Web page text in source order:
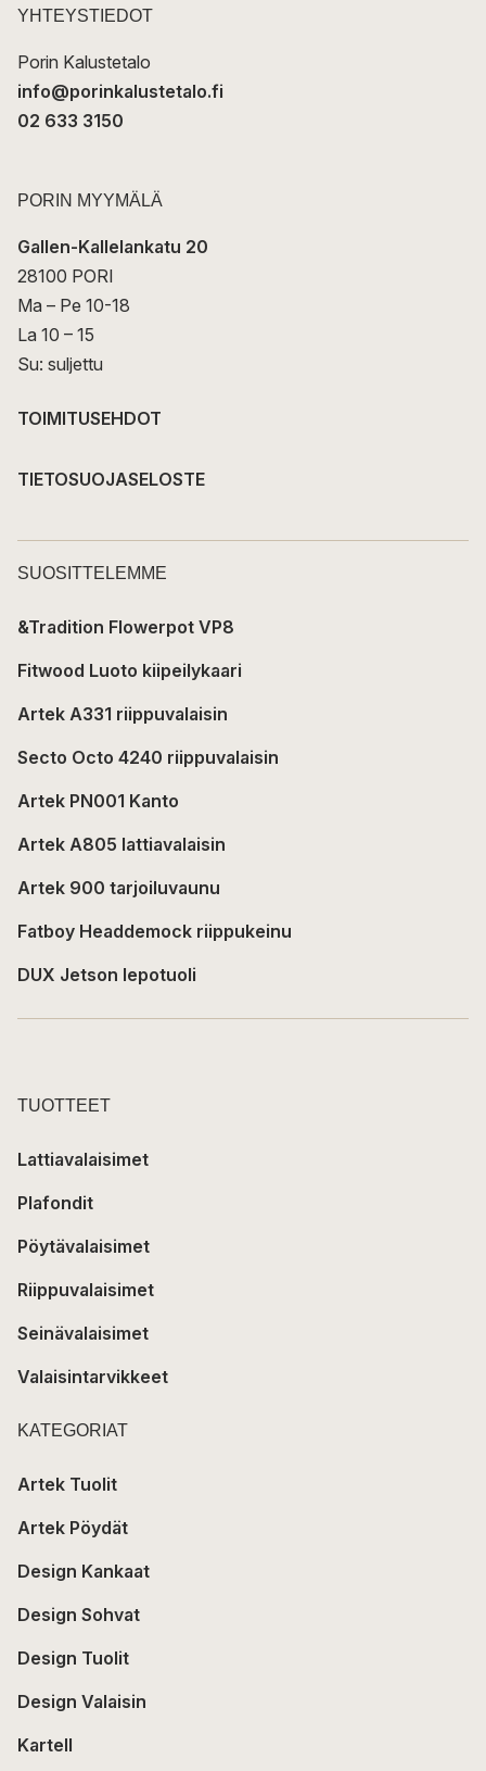
t
YHTEYSTIEDOT
Porin Kalustetalo
info@porinkalustetalo.fi
02 633 3150
PORIN MYYMÄLÄ
Gallen-Kallelankatu 20
28100 PORI
Ma – Pe 10-18
La 10 – 15
Su: suljettu
TOIMITUSEHDOT
TIETOSUOJASELOSTE
SUOSITTELEMME
&Tradition Flowerpot VP8
Fitwood Luoto kiipeilykaari
Artek A331 riippuvalaisin
Secto Octo 4240 riippuvalaisin
Artek PN001 Kanto
Artek A805 lattiavalaisin
Artek 900 tarjoiluvaunu
Fatboy Headdemock riippukeinu
DUX Jetson lepotuoli
TUOTTEET
Lattiavalaisimet
Plafondit
Pöytävalaisimet
Riippuvalaisimet
Seinävalaisimet
Valaisintarvikkeet
KATEGORIAT
Artek Tuolit
Artek Pöydät
Design Kankaat
Design Sohvat
Design Tuolit
Design Valaisin
Kartell